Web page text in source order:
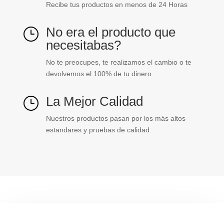
Recibe tus productos en menos de 24 Horas
} No era el producto que
necesitabas?
No te preocupes, te realizamos el cambio o te
devolvemos el 100% de tu dinero.
} La Mejor Calidad
Nuestros productos pasan por los más altos
estandares y pruebas de calidad.